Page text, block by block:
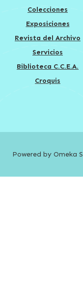
Colecciones
Exposiciones
Revista del Archivo
Servicios
Biblioteca C.C.E.A.
Croquis
Powered by Omeka S